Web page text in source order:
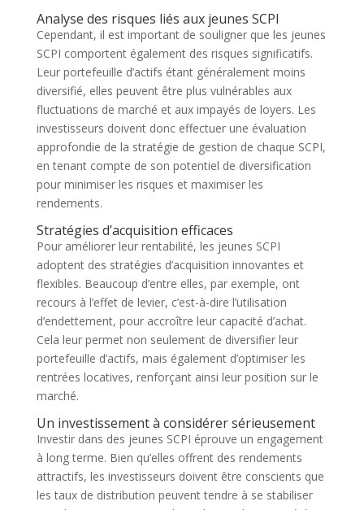
Analyse des risques liés aux jeunes SCPI
Cependant, il est important de souligner que les jeunes
SCPI comportent également des risques significatifs.
Leur portefeuille d’actifs étant généralement moins
diversifié, elles peuvent être plus vulnérables aux
fluctuations de marché et aux impayés de loyers. Les
investisseurs doivent donc effectuer une évaluation
approfondie de la stratégie de gestion de chaque SCPI,
en tenant compte de son potentiel de diversification
pour minimiser les risques et maximiser les
rendements.
Stratégies d’acquisition efficaces
Pour améliorer leur rentabilité, les jeunes SCPI
adoptent des stratégies d’acquisition innovantes et
flexibles. Beaucoup d’entre elles, par exemple, ont
recours à l’effet de levier, c’est-à-dire l’utilisation
d’endettement, pour accroître leur capacité d’achat.
Cela leur permet non seulement de diversifier leur
portefeuille d’actifs, mais également d’optimiser les
rentrées locatives, renforçant ainsi leur position sur le
marché.
Un investissement à considérer sérieusement
Investir dans des jeunes SCPI éprouve un engagement
à long terme. Bien qu’elles offrent des rendements
attractifs, les investisseurs doivent être conscients que
les taux de distribution peuvent tendre à se stabiliser